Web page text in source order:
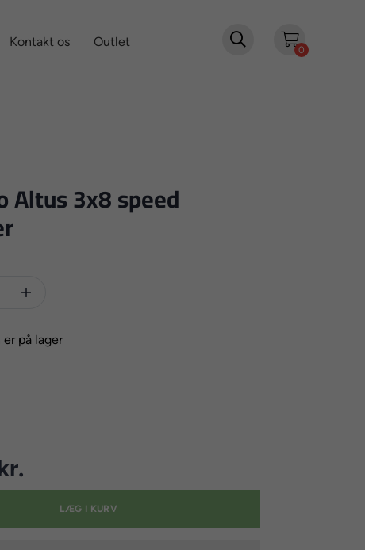
Kontakt os Outlet 
0
Altus 3x8 speed

er på lager
LÆG I KURV